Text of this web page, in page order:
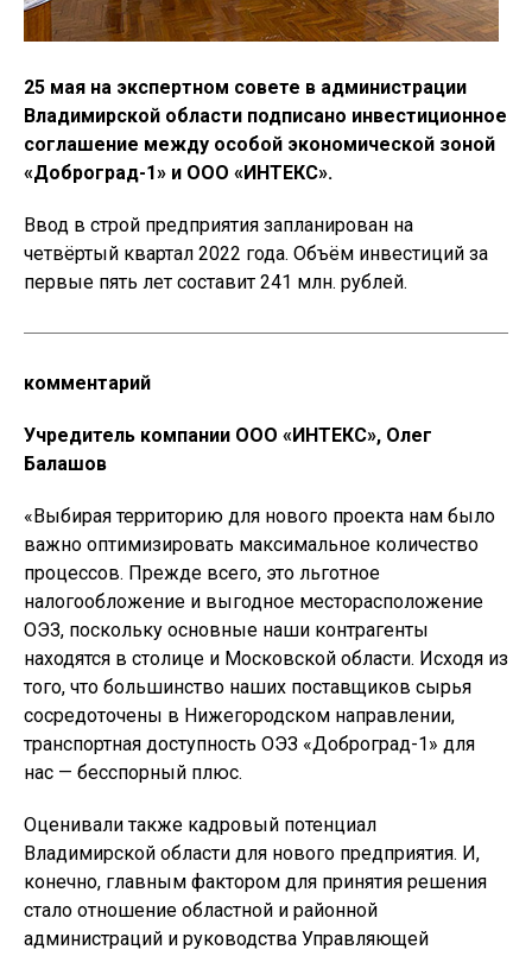
25 мая на экспертном совете в администрации
Владимирской области подписано инвестиционное
соглашение между особой экономической зоной
«Доброград-1» и ООО «ИНТЕКС».
Ввод в строй предприятия запланирован на
четвёртый квартал 2022 года. Объём инвестиций за
первые пять лет составит 241 млн. рублей.
комментарий
Учредитель компании ООО «ИНТЕКС», Олег
Балашов
«Выбирая территорию для нового проекта нам было
важно оптимизировать максимальное количество
процессов. Прежде всего, это льготное
налогообложение и выгодное месторасположение
ОЭЗ, поскольку основные наши контрагенты
находятся в столице и Московской области. Исходя из
того, что большинство наших поставщиков сырья
сосредоточены в Нижегородском направлении,
транспортная доступность ОЭЗ «Доброград-1» для
нас — бесспорный плюс.
Оценивали также кадровый потенциал
Владимирской области для нового предприятия. И,
конечно, главным фактором для принятия решения
стало отношение областной и районной
администраций и руководства Управляющей